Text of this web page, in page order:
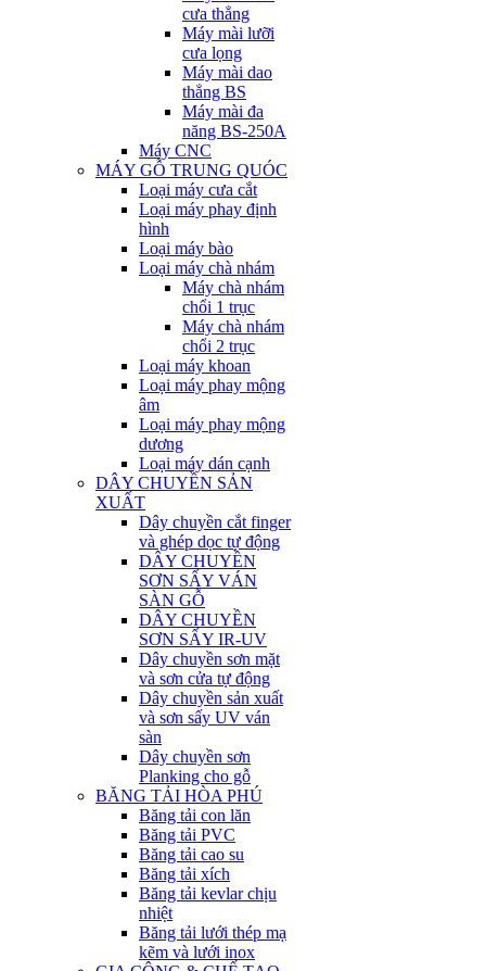
cưa thẳng
Máy mài lưỡi
cưa lọng
Máy mài dao
thẳng BS
Máy mài đa
năng BS-250A
Máy CNC
MÁY GỖ TRUNG QUÓC
Loại máy cưa cắt
Loại máy phay định
hình
Loại máy bào
Loại máy chà nhám
Máy chà nhám
chổi 1 trục
Máy chà nhám
chổi 2 trục
Loại máy khoan
Loại máy phay mộng
âm
Loại máy phay mộng
dương
Loại máy dán cạnh
DÂY CHUYỀN SẢN
XUẤT
Dây chuyền cắt finger
và ghép dọc tự động
DÂY CHUYỀN
SƠN SẤY VÁN
SÀN GỖ
DÂY CHUYỀN
SƠN SẤY IR-UV
Dây chuyền sơn mặt
và sơn cửa tự động
Dây chuyền sản xuất
và sơn sấy UV ván
sàn
Dây chuyền sơn
Planking cho gỗ
BĂNG TẢI HÒA PHÚ
Băng tải con lăn
Băng tải PVC
Băng tải cao su
Băng tải xích
Băng tải kevlar chịu
nhiệt
Băng tải lưới thép mạ
kẽm và lưới inox